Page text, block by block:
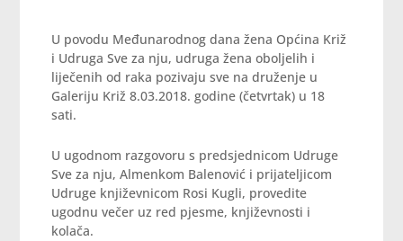
U povodu Međunarodnog dana žena Općina Križ
i Udruga Sve za nju, udruga žena oboljelih i
liječenih od raka pozivaju sve na druženje u
Galeriju Križ 8.03.2018. godine (četvrtak) u 18
sati.
U ugodnom razgovoru s predsjednicom Udruge
Sve za nju, Almenkom Balenović i prijateljicom
Udruge književnicom Rosi Kugli, provedite
ugodnu večer uz red pjesme, književnosti i
kolača.